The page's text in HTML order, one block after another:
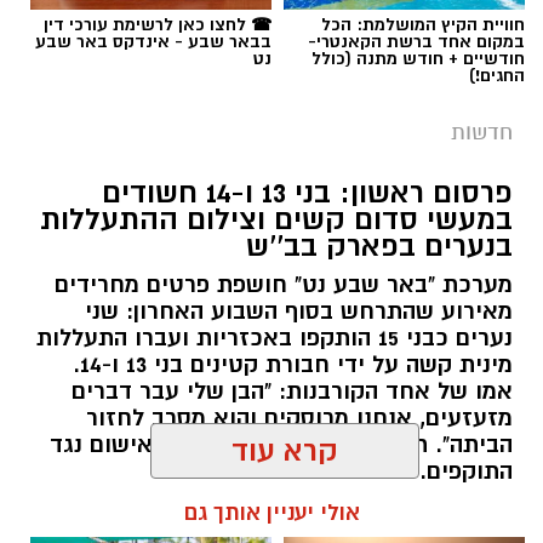
קרדיט: משטרת ישראל
שוטרי המחוז הדרומי ולוחמי המשמר הלאומי של
מג"ב ממשיכים להנחית מכות על תשתיות
הפשיעה בנגב, עם שתי תפיסות משמעותיות
ביממות האחרונות. במסגרת פעילות סמויה
שנערכה על ידי כוחות מג"ב יחד עם שוטרי ימ"ר
דרום, אותר רכב חשוד בצומת בית קמה.
בחיפוש שנערך ברכב, בעזרתה של הכלבה
המשטרתית "איקרה", אותר שלל רב: במכסה
חוויית הקיץ המושלמת: הכל
במקום אחד ברשת הקאנטרי-
חודשיים + חודש מתנה (כולל
החגים!)
☎ לחצו כאן לרשימת עורכי דין
בבאר שבע - אינדקס באר שבע
נט
חדשות
פרסום ראשון: בני 13 ו-14 חשודים
במעשי סדום קשים וצילום ההתעללות
בנערים בפארק בב''ש
מערכת "באר שבע נט" חושפת פרטים מחרידים
מאירוע שהתרחש בסוף השבוע האחרון: שני
נערים כבני 15 הותקפו באכזריות ועברו התעללות
מינית קשה על ידי חבורת קטינים בני 13 ו-14.
אמו של אחד הקורבנות: "הבן שלי עבר דברים
מזעזעים, אנחנו מרוסקים והוא מסרב לחזור
הביתה". תוך ימים ספורים: צפוי כתב אישום נגד
התוקפים.
קרא עוד
אולי יעניין אותך גם